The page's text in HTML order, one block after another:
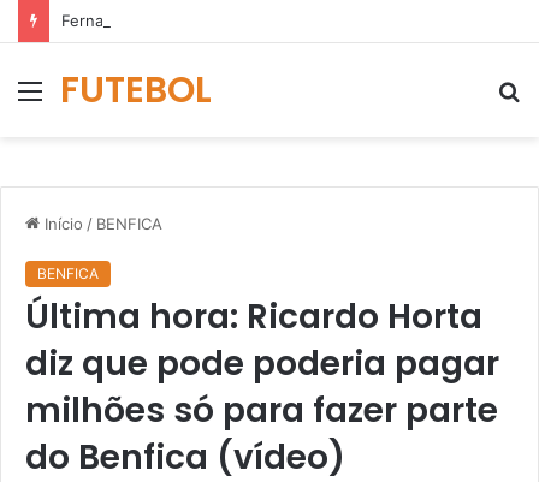
MenuFUTEBOL
Início / BENFICA
BENFICA
Última hora: Ricardo Horta
diz que pode poderia pagar
milhões só para fazer parte
do Benfica (vídeo)